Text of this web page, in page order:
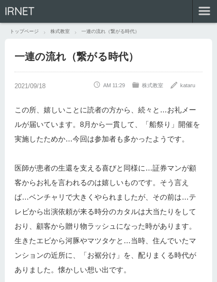
IRNET
トップページ 株式教室 一連の流れ（繋がる時代）
一連の流れ（繋がる時代）
AM 11:29 株式教室 kataru
この所、嬉しいことに読者の方から、続々と…お礼メー
ルが届いています。8月から一貫して、「船祭り」開催を
実施したためか…今回は参加者も多かったようです。
医師が患者の生還を支える喜びと同様に…証券マンが顧
客からお礼を言われるのは嬉しいものです。そう言え
ば…ベンチャリで大きくやられましたが、その前は…テ
レビから出演依頼が来る時分のカタルは大当たりをして
おり、顧客から贈り物ラッシュになった時があります。
生きたエビから河豚やマツタケと…当時、住んでいたマ
ンションの近所に、「お裾分け」を、配りまくる時代が
ありました。懐かしい想い出です。